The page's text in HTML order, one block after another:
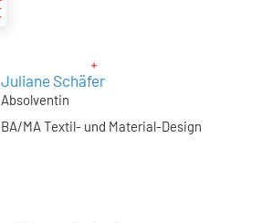
Juliane Schäfer
Absolventin
BA/MA Textil- und Material-Design